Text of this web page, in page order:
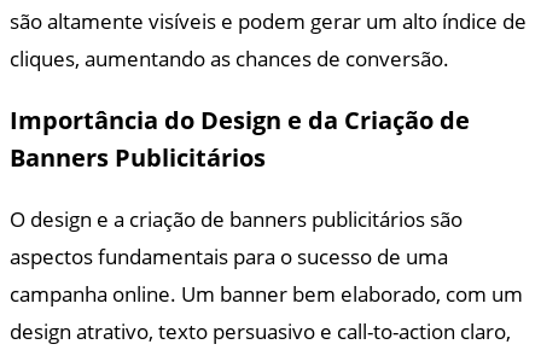
são altamente visíveis e podem gerar um alto índice de
cliques, aumentando as chances de conversão.
Importância do Design e da Criação de
Banners Publicitários
O design e a criação de banners publicitários são
aspectos fundamentais para o sucesso de uma
campanha online. Um banner bem elaborado, com um
design atrativo, texto persuasivo e call-to-action claro,